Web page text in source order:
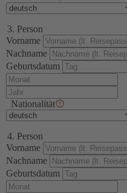
3. Person
Vorname
Nachname
Geburtsdatum
Nationalität
4. Person
Vorname
Nachname
Geburtsdatum